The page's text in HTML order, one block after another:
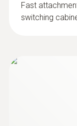
Fast
switching